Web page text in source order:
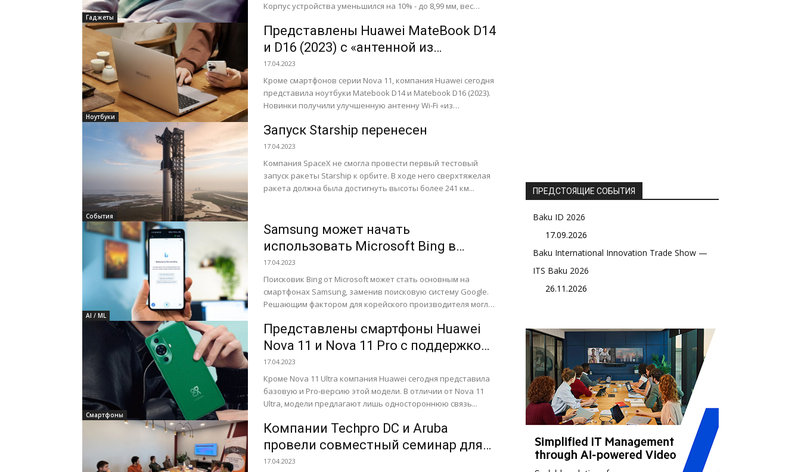
Гаджеты
Корпус устройства уменьшился на 10% - до 8,99 мм, вес
Ноутбуки
Представлены Huawei MateBook D14
и D16 (2023) с «антенной из
метаматериала»
17.04.2023
Кроме смартфонов серии Nova 11, компания Huawei сегодня
представила ноутбуки Matebook D14 и Matebook D16 (2023).
Новинки получили улучшенную антенну Wi-Fi «из
События
Запуск Starship перенесен
17.04.2023
Компания SpaceX не смогла провести первый тестовый
запуск ракеты Starship к орбите. В ходе него сверхтяжелая
ракета должна была достигнуть высоты более 241 км...
AI / ML
Samsung может начать
использовать Microsoft Bing в
качестве основного поисковика на
своих устройствах
17.04.2023
Поисковик Bing от Microsoft может стать основным на
смартфонах Samsung, заменив поисковую систему Google.
Решающим фактором для корейского производителя могла
Смартфоны
Представлены смартфоны Huawei
Nova 11 и Nova 11 Pro с поддержкой
спутниковой связи
17.04.2023
Кроме Nova 11 Ultra компания Huawei сегодня представила
базовую и Pro-версию этой модели. В отличии от Nova 11
Ultra, модели предлагают лишь одностороннюю связь...
Компании Techpro DC и Aruba
провели совместный семинар для
партнеров
17.04.2023
ПРЕДСТОЯЩИЕ СОБЫТИЯ
Baku ID 2026
17.09.2026
Baku International Innovation Trade Show —
ITS Baku 2026
26.11.2026